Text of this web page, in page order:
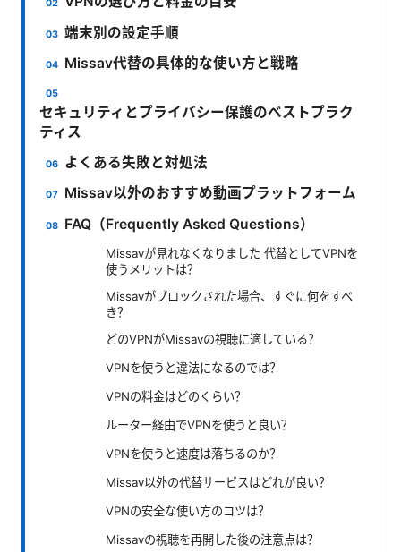
端末別の設定手順
Missav代替の具体的な使い方と戦略
セキュリティとプライバシー保護のベストプラク
ティス
よくある失敗と対処法
Missav以外のおすすめ動画プラットフォーム
FAQ（Frequently Asked Questions）
Missavが見れなくなりました 代替としてVPNを
使うメリットは？
Missavがブロックされた場合、すぐに何をすべ
き？
どのVPNがMissavの視聴に適している？
VPNを使うと違法になるのでは？
VPNの料金はどのくらい？
ルーター経由でVPNを使うと良い？
VPNを使うと速度は落ちるのか？
Missav以外の代替サービスはどれが良い？
VPNの安全な使い方のコツは？
Missavの視聴を再開した後の注意点は？